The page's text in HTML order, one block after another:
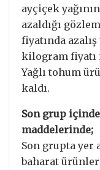
ayçiçek
azaldığı
fiyatında
kilogram fiyatı
Yağlı tohum
kaldı.
Son grup
maddelerinde;
Son grupta yer
baharat